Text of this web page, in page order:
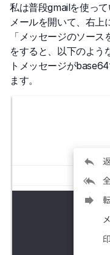
私は普段gmailを使って
メールを開いて、右上
「メッセージのソース
をすると、以下のよう
トメッセージが
ます。